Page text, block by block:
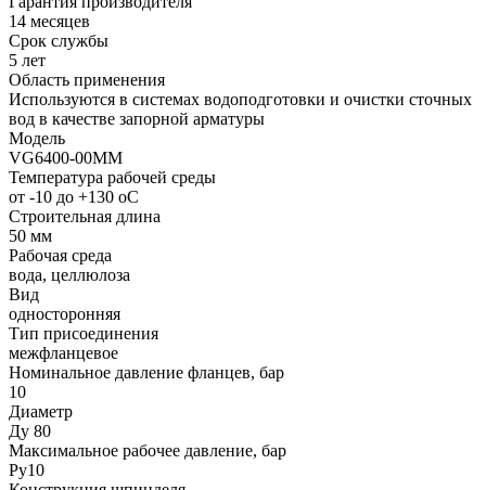
14 месяцев
Срок службы
5 лет
Область применения
Используются в системах водоподготовки и очистки сточных
вод в качестве запорной арматуры
Модель
VG6400-00MM
Температура рабочей среды
от -10 до +130 oC
Строительная длина
50 мм
Рабочая среда
вода, целлюлоза
Вид
односторонняя
Тип присоединения
межфланцевое
Номинальное давление фланцев, бар
10
Диаметр
Ду 80
Максимальное рабочее давление, бар
Ру10